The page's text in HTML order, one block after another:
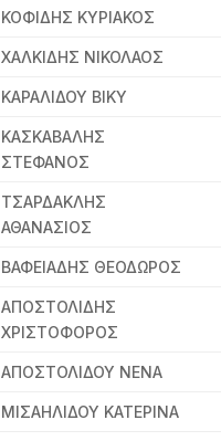
ΚΟΦΙΔΗΣ ΚΥΡΙΑΚΟΣ
ΧΑΛΚΙΔΗΣ ΝΙΚΟΛΑΟΣ
ΚΑΡΑΛΙΔΟΥ ΒΙΚΥ
ΚΑΣΚΑΒΑΛΗΣ
ΣΤΕΦΑΝΟΣ
ΤΣΑΡΔΑΚΛΗΣ
ΑΘΑΝΑΣΙΟΣ
ΒΑΦΕΙΑΔΗΣ ΘΕΟΔΩΡΟΣ
ΑΠΟΣΤΟΛΙΔΗΣ
ΧΡΙΣΤΟΦΟΡΟΣ
ΑΠΟΣΤΟΛΙΔΟΥ ΝΕΝΑ
ΜΙΣΑΗΛΙΔΟΥ ΚΑΤΕΡΙΝΑ